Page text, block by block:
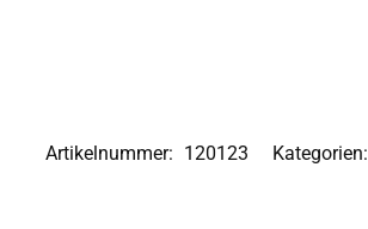
Artikelnummer: 120123 Kategorien: